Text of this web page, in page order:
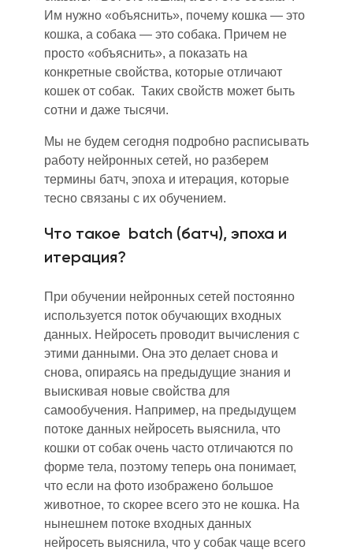
Им нужно «объяснить», почему кошка — это
кошка, а собака — это собака. Причем не
просто «объяснить», а показать на
конкретные свойства, которые отличают
кошек от собак. Таких свойств может быть
сотни и даже тысячи.
Мы не будем сегодня подробно расписывать
работу нейронных сетей, но разберем
термины батч, эпоха и итерация, которые
тесно связаны с их обучением.
Что такое batch (батч), эпоха и
итерация?
При обучении нейронных сетей постоянно
используется поток обучающих входных
данных. Нейросеть проводит вычисления с
этими данными. Она это делает снова и
снова, опираясь на предыдущие знания и
выискивая новые свойства для
самообучения. Например, на предыдущем
потоке данных нейросеть выяснила, что
кошки от собак очень часто отличаются по
форме тела, поэтому теперь она понимает,
что если на фото изображено большое
животное, то скорее всего это не кошка. На
нынешнем потоке входных данных
нейросеть выяснила, что у собак чаще всего